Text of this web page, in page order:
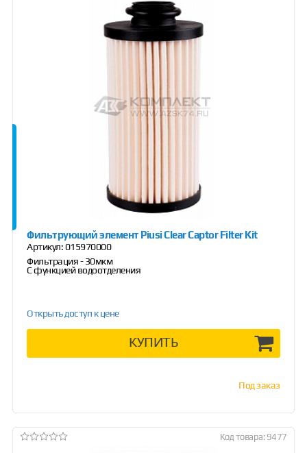
Фильтрующий элемент Piusi Clear Captor Filter Kit
Артикул:015970000
Фильтрация - 30мкм
С функцией водоотделения
Открыть доступ к цене
КУПИТЬ
Под заказ
Код товара: 9477